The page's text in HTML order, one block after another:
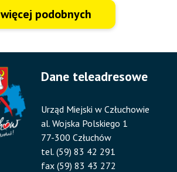
więcej podobnych
Dane teleadresowe
Urząd Miejski w Człuchowie
al. Wojska Polskiego 1
77-300 Człuchów
tel. (59) 83 42 291
fax (59) 83 43 272